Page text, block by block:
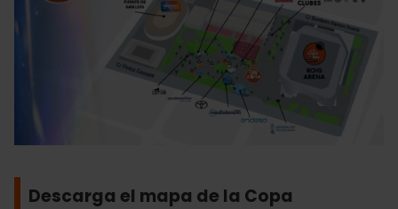
Descarga el mapa de la Copa